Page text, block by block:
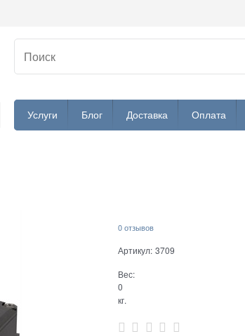
Услуги Блог Доставка Оплата
0 отзывов
Артикул: 3709
Вес:
0
кг.